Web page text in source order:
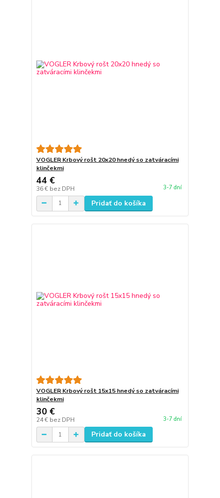
VOGLER Krbový rošt 20x20 hnedý so zatváracími
klinčekmi
44 €
36 € bez DPH 3-7 dní
Pridať do košíka
VOGLER Krbový rošt 15x15 hnedý so zatváracími
klinčekmi
30 €
24 € bez DPH 3-7 dní
Pridať do košíka